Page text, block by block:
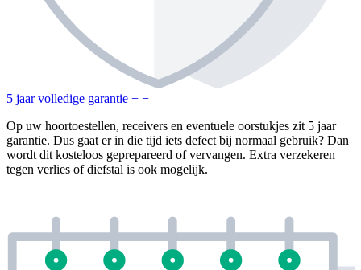
5 jaar volledige garantie + −
Op uw hoortoestellen, receivers en eventuele oorstukjes zit 5 jaar
garantie. Dus gaat er in die tijd iets defect bij normaal gebruik? Dan
wordt dit kosteloos geprepareerd of vervangen. Extra verzekeren
tegen verlies of diefstal is ook mogelijk.